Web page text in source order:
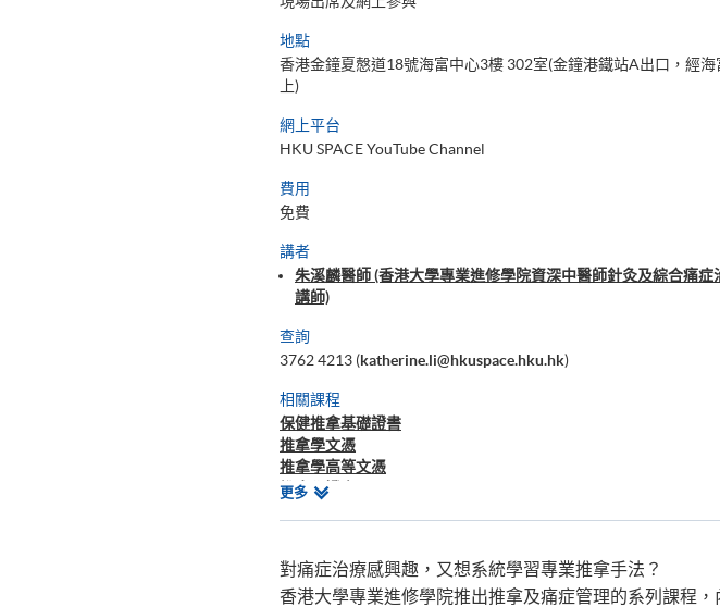
地點
香港金鐘夏慤道18號海富中心3樓 302室(金鐘港鐵站A出口，經
上)
網上平台
HKU SPACE YouTube Channel
費用
免費
講者
朱溪麟醫師 (香港大學專業進修學院資深中醫師針灸及綜合痛症
講師)
查詢
3762 4213 (katherine.li@hkuspace.hku.hk)
相關課程
保健推拿基礎證書
推拿學文憑
推拿學高等文憑
推拿學證書
更多相
對痛症治療感興趣，又想系統學習專業推拿手法？
香港大學專業進修學院推出推拿及痛症管理的系列課程